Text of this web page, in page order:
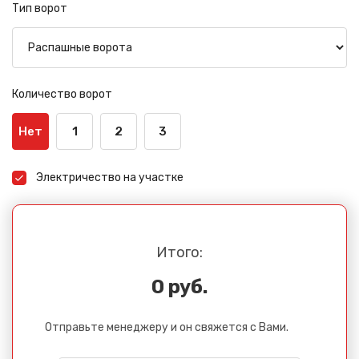
Тип ворот
Количество ворот
Нет 1 2 3
Электричество на участке
Итого:
0 руб.
Отправьте менеджеру и он свяжется с Вами.